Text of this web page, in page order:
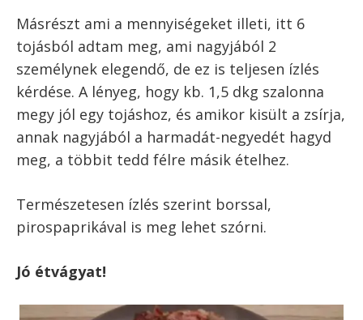
Tipp a szalonnás rántotta
hozzávalókhoz
Egyrészt ahogy a receptben is írtam, az igazi